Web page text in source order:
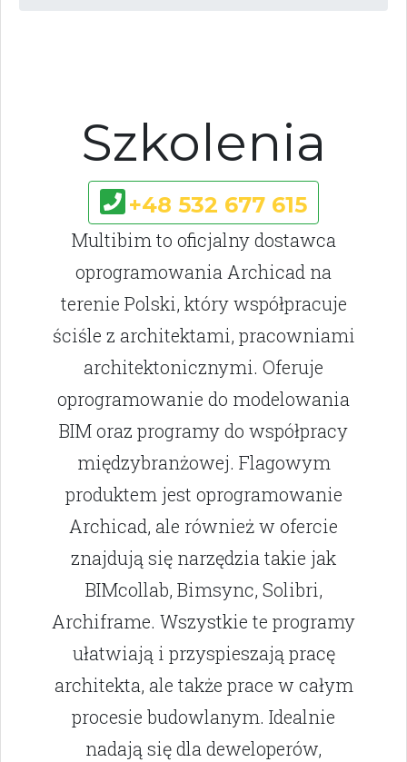
Szkolenia
+48 532 677 615
Multibim to oficjalny dostawca
oprogramowania Archicad na
terenie Polski, który współpracuje
ściśle z architektami, pracowniami
architektonicznymi. Oferuje
oprogramowanie do modelowania
BIM oraz programy do współpracy
międzybranżowej. Flagowym
produktem jest oprogramowanie
Archicad, ale również w ofercie
znajdują się narzędzia takie jak
BIMcollab, Bimsync, Solibri,
Archiframe. Wszystkie te programy
ułatwiają i przyspieszają pracę
architekta, ale także prace w całym
procesie budowlanym. Idealnie
nadają się dla deweloperów,